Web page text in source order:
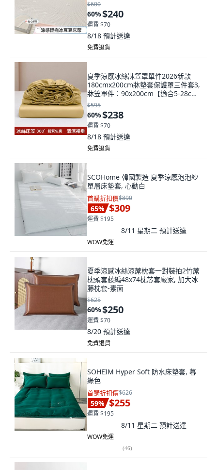
$600
60%$240
運費 $70
8/18 預計送達
免費退貨
夏季涼感冰絲牀笠罩單件2026新款
180cmx200cm牀墊套保護罩三件套3,
牀笠單件：90x200cm【適合5-28cm
高牀墊】
$595
60%$238
運費 $70
8/18 預計送達
免費退貨
SCOHome 韓國製造 夏季涼感泡泡紗
單層床墊套, 心動白
首購折扣價$890
65% $309
運費 $195
8/11 星期二 預計送達
WOW免運
夏季涼感冰絲涼蓆枕套一對裝拍2竹蓆
枕頭套藤編48x74枕芯套廠家, 加大冰
藤枕套-素面
$625
60%$250
運費 $70
8/20 預計送達
免費退貨
SOHEIM Hyper Soft 防水床墊套, 暮
綠色
首購折扣價$626
59% $255
運費 $195
8/11 星期二 預計送達
WOW免運
(46)